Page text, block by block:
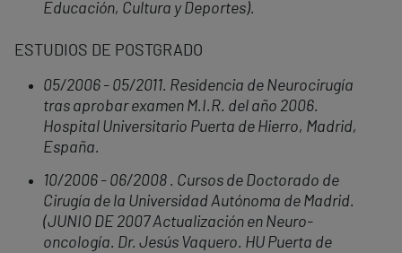
Educación, Cultura y Deportes).
ESTUDIOS DE POSTGRADO
05/2006 - 05/2011. Residencia de Neurocirugía
tras aprobar examen M.I.R. del año 2006.
Hospital Universitario Puerta de Hierro, Madrid,
España.
10/2006 - 06/2008 . Cursos de Doctorado de
Cirugía de la Universidad Autónoma de Madrid.
(JUNIO DE 2007 Actualización en Neuro-
oncología. Dr. Jesús Vaquero. HU Puerta de